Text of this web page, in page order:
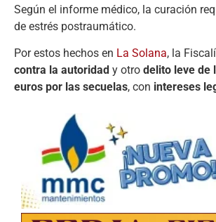
Según el informe médico, la curación
de estrés postraumático.
Porestos hechos en La Solana, la
contra la autoridad y otro delito leve de
euros por las secuelas, con intereses